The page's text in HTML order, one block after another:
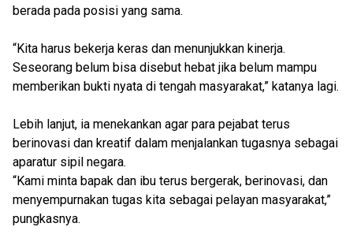
berada pada posisi yang sama.
“Kita harus bekerja keras dan menunjukkan kinerja.
Seseorang belum bisa disebut hebat jika belum mampu
memberikan bukti nyata di tengah masyarakat,” katanya lagi.
Lebih lanjut, ia menekankan agar para pejabat terus
berinovasi dan kreatif dalam menjalankan tugasnya sebagai
aparatur sipil negara.
“Kami minta bapak dan ibu terus bergerak, berinovasi, dan
menyempurnakan tugas kita sebagai pelayan masyarakat,”
pungkasnya.